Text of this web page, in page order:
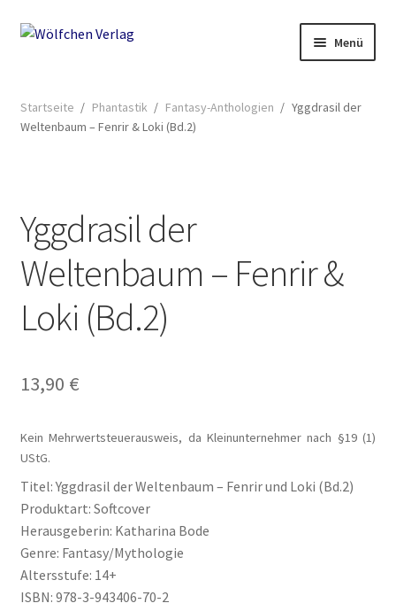
Zur
Springe
Menü
2049: Rebellion gegen die Sammler
Anthologien
Ausschreibung Erotik-Furry-Artbook
Ausschreibungen
Buch-Shop
Bücher
Bücher
Das Verlagsteam
Startseite / Phantastik / Fantasy-Anthologien / Yggdrasil der
Weltenbaum – Fenrir & Loki (Bd.2)
Yggdrasil der
Weltenbaum – Fenrir &
Loki (Bd.2)
13,90 €
Kein Mehrwertsteuerausweis, da Kleinunternehmer nach §19 (1)
UStG.
Titel: Yggdrasil der Weltenbaum – Fenrir und Loki (Bd.2)
Produktart: Softcover
Herausgeberin: Katharina Bode
Genre: Fantasy/Mythologie
Altersstufe: 14+
ISBN: 978-3-943406-70-2